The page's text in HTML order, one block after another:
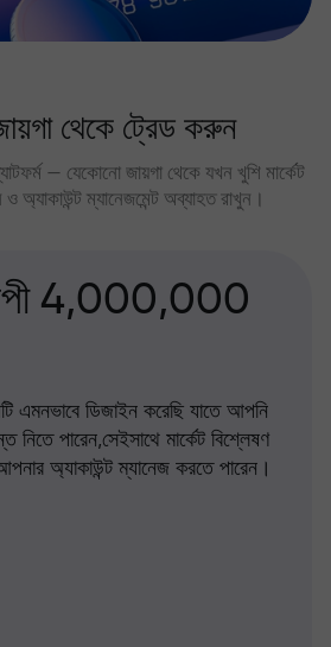
থেকে ট্রেড করুন
— যেকোনো জায়গা থেকে যখন খুশি মার্কেট
ও অ্যাকাউন্ট ম্যানেজমেন্ট অব্যাহত রাখুন।
4,000,000
এমনভাবে ডিজাইন করেছি যাতে আপনি
নিতে পারেন,সেইসাথে মার্কেট বিশ্লেষণ
অ্যাকাউন্ট ম্যানেজ করতে পারেন।